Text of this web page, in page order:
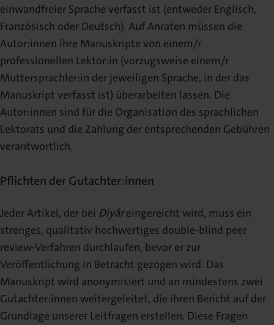
einwandfreier Sprache verfasst ist (entweder Englisch,
Französisch oder Deutsch). Auf Anraten müssen die
Autor:innen ihre Manuskripte von einem/r
professionellen Lektor:in (vorzugsweise einem/r
Muttersprachler:in der jeweiligen Sprache, in der das
Manuskript verfasst ist) überarbeiten lassen. Die
Autor:innen sind für die Organisation des sprachlichen
Lektorats und die Zahlung der entsprechenden Gebühren
verantwortlich.
Pflichten der Gutachter:innen
Jeder Artikel, der bei Diyâreingereicht wird, muss ein
strenges, qualitativ hochwertiges double-blind peer
review-Verfahren durchlaufen, bevor er zur
Veröffentlichung in Betracht gezogen wird. Das
Manuskript wird anonymisiert und an mindestens zwei
Gutachter:innen weitergeleitet, die ihren Bericht auf der
Grundlage unserer Leitfragen erstellen. Diese Fragen